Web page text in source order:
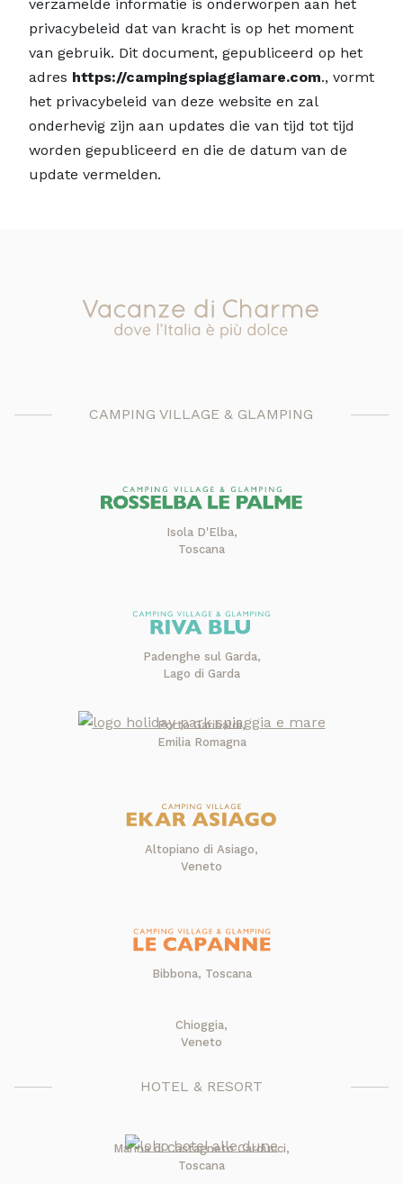
verzamelde informatie is onderworpen aan het
privacybeleid dat van kracht is op het moment
van gebruik. Dit document, gepubliceerd op het
adres https://campingspiaggiamare.com., vormt
het privacybeleid van deze website en zal
onderhevig zijn aan updates die van tijd tot tijd
worden gepubliceerd en die de datum van de
update vermelden.
CAMPING VILLAGE & GLAMPING
Isola D'Elba,
Toscana
Padenghe sul Garda,
Lago di Garda
Porto Garibaldi,
Emilia Romagna
Altopiano di Asiago,
Veneto
Bibbona, Toscana
Chioggia,
Veneto
HOTEL & RESORT
Marina di Castagneto Carducci,
Toscana